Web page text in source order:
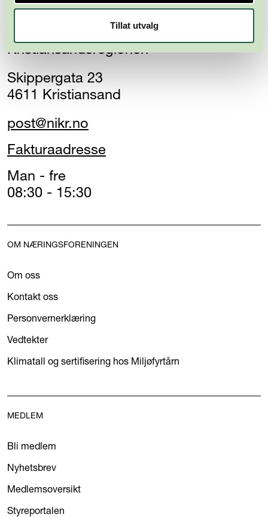
Tillat utvalg
Næringsforeningen i
Kristiansandsregionen
Skippergata 23
4611 Kristiansand
post@nikr.no
Fakturaadresse
Man - fre
08:30 - 15:30
OM NÆRINGSFORENINGEN
Om oss
Kontakt oss
Personvernerklæring
Vedtekter
Klimatall og sertifisering hos Miljøfyrtårn
MEDLEM
Bli medlem
Nyhetsbrev
Medlemsoversikt
Styreportalen